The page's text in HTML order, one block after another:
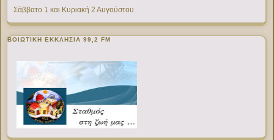
Σάββατο 1 και Κυριακή 2 Αυγούστου
ΒΟΙΩΤΙΚΉ ΕΚΚΛΗΣΊΑ 99,2 FM